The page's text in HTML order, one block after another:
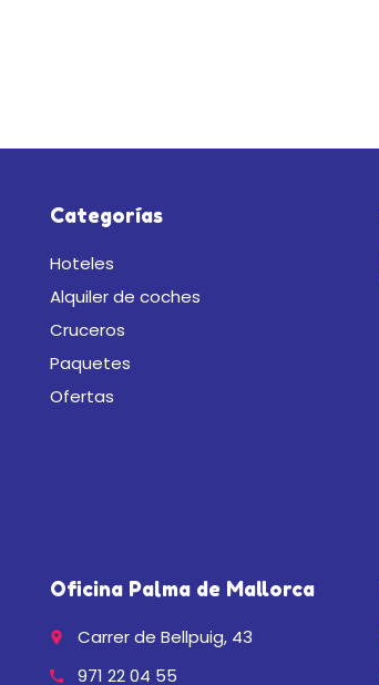
Categorías
Hoteles
Alquiler de coches
Cruceros
Paquetes
Ofertas
Oficina Palma de Mallorca
place Carrer de Bellpuig, 43
call 971 22 04 55